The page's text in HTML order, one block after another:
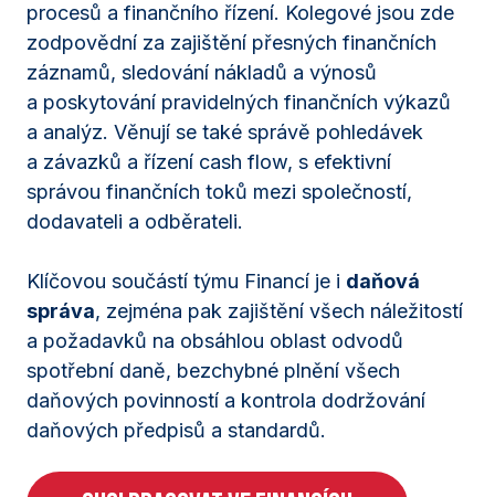
procesů a finančního řízení. Kolegové jsou zde
zodpovědní za zajištění přesných finančních
záznamů, sledování nákladů a výnosů
a poskytování pravidelných finančních výkazů
a analýz. Věnují se také správě pohledávek
a závazků a řízení cash flow, s efektivní
správou finančních toků mezi společností,
dodavateli a odběrateli.
Klíčovou součástí týmu Financí je i daňová
správa, zejména pak zajištění všech náležitostí
a požadavků na obsáhlou oblast odvodů
spotřební daně, bezchybné plnění všech
daňových povinností a kontrola dodržování
daňových předpisů a standardů.